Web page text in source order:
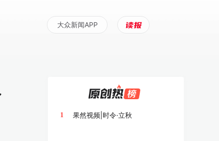
大众新闻APP
1 果然视频|时令·立秋